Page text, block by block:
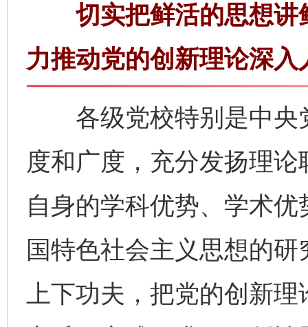
切实把鲜活的思想讲
力推动党的创新理论深入
各级党校特别是中央
度和广度，充分发扬理
自身的学科优势、学术
国特色社会主义思想的
上下功夫，把党的创新